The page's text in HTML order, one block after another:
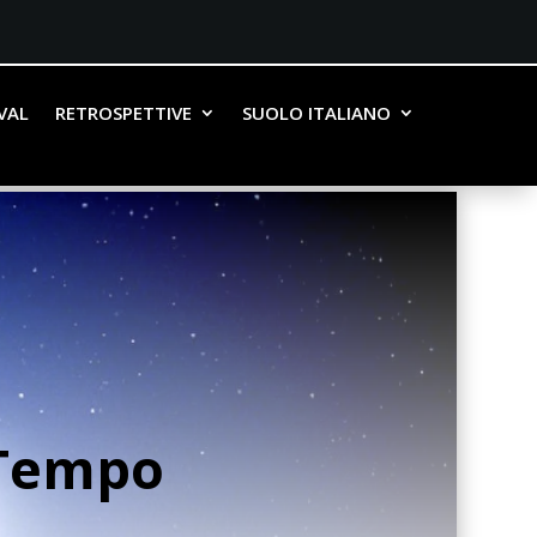
RETROSPETTIVE SUOLO ITALIANO